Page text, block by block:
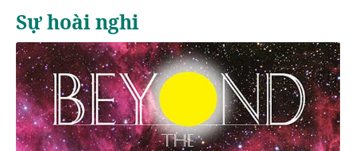
Sự hoài nghi